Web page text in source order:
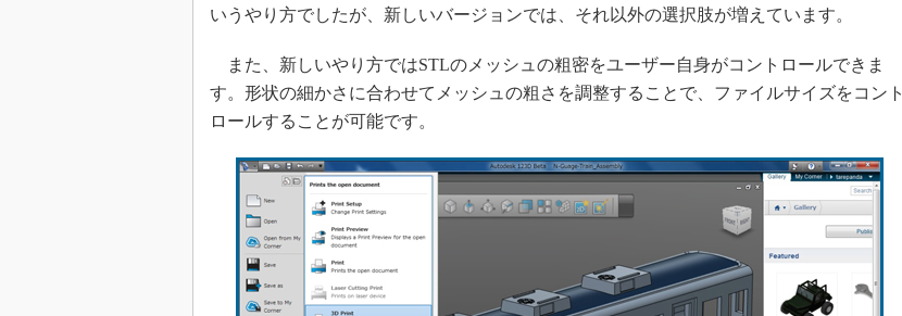
AUTOMOTIVE WORLD
デジタルツインとCAE
S＆OP
イノベーション
製造業ビッグデータ
メイドインジャパン
植物工場
知財マネジメント
いうやり方でしたが、新しいバージョンでは、それ以外の選択肢が増えています。
また、新しいやり方ではSTLのメッシュの粗密をユーザー自身がコントロールできま
す。形状の細かさに合わせてメッシュの粗さを調整することで、ファイルサイズをコント
ロールすることが可能です。